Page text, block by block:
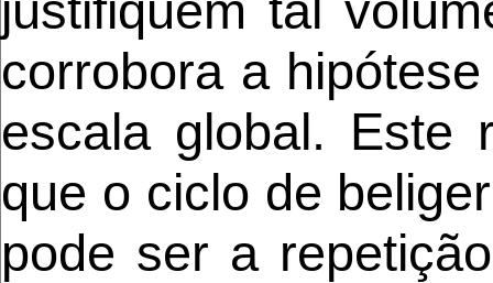
corrobora a
escala global. Este
que o ciclo de
pode ser a